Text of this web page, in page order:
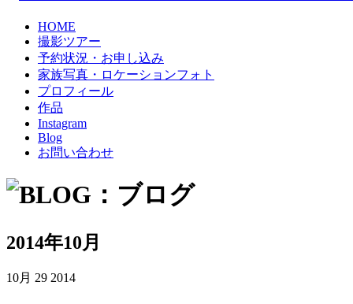
HOME
撮影ツアー
予約状況・お申し込み
家族写真・ロケーションフォト
プロフィール
作品
Instagram
Blog
お問い合わせ
2014年10月
10月 29 2014